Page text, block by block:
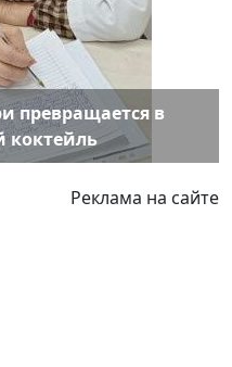
превращается в
коктейль
Реклама на сайте